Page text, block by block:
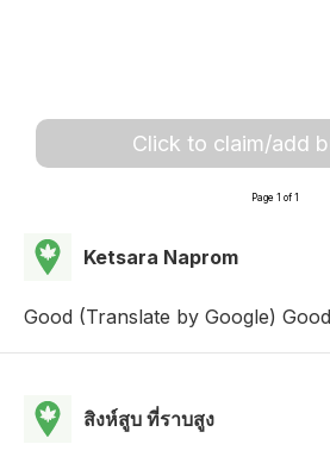
Click to claim/add
Page 1 of 1
Ketsara Naprom
Good (Translate by Google)
สิงห์สูบ ที่ราบสูง